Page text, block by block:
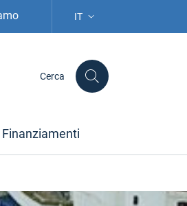
SELEZIONE LINGUA:
IT
Cerca
Finanziamenti